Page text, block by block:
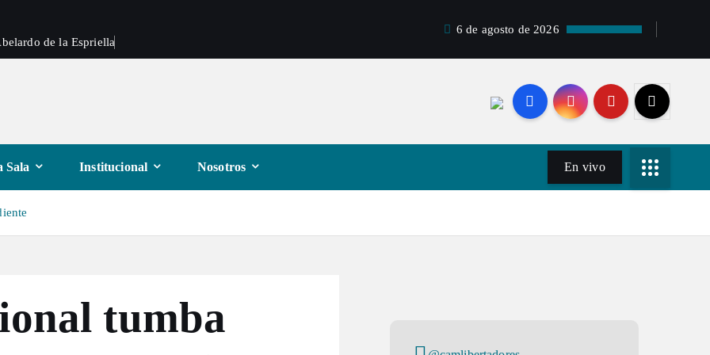
de la Espriella
6 de agosto de 2026
Sala Institucional Nosotros En vivo
tumba